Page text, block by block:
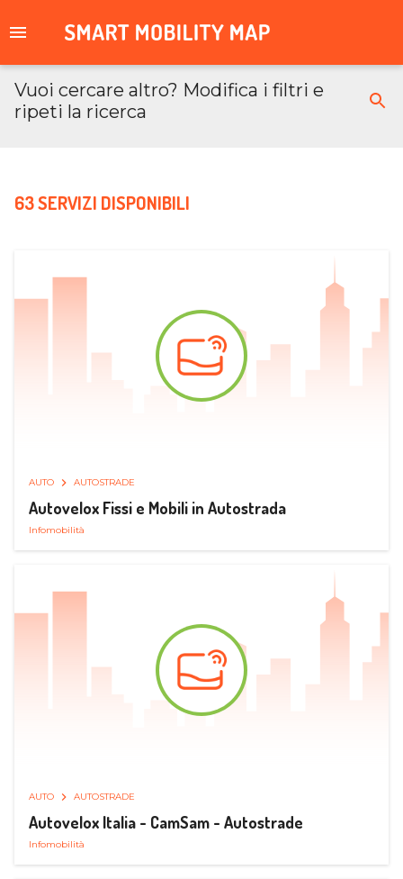
Vuoi cercare altro? Modifica i filtri e
ripeti la ricerca
63 SERVIZI DISPONIBILI
AUTO AUTOSTRADE
Autovelox Fissi e Mobili in Autostrada
Infomobilità
AUTO AUTOSTRADE
Autovelox Italia - CamSam - Autostrade
Infomobilità